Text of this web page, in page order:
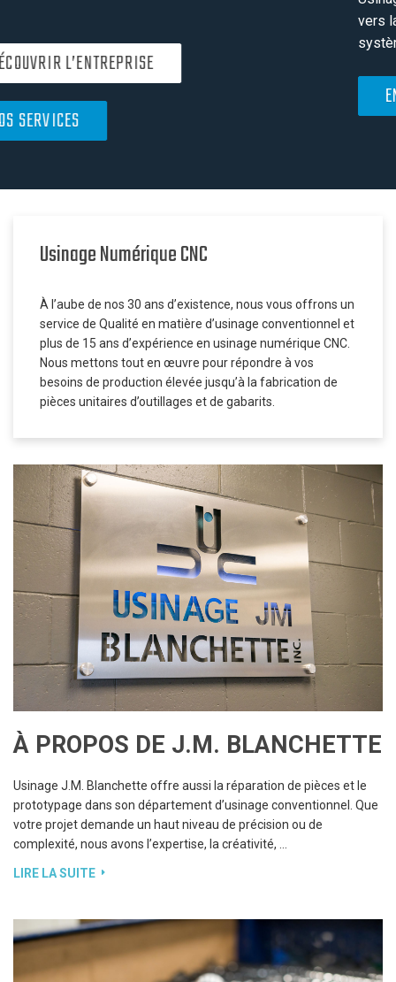
EN SAVOIR PLUS
service de Qualité en matière d’usinage conventionnel et
plus de 15 ans d’expérience en usinage numérique CNC.
besoins de production élevée jusqu’à la fabrication de
pièces unitaires d’outillages et de gabarits.
À PROPOS DE J.M. BLANCHETTE
Usinage J.M. Blanchette offre aussi la réparation de pièces et le
prototypage dans son département d’usinage conventionnel. Que
votre projet demande un haut niveau de précision ou de
LIRE LA SUITE